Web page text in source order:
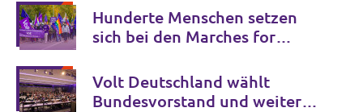
Hunderte Menschen setzen
sich bei den Marches for
Grenzkontrollen in Europa ein
Volt Deutschland wählt
Bundesvorstand und weitere